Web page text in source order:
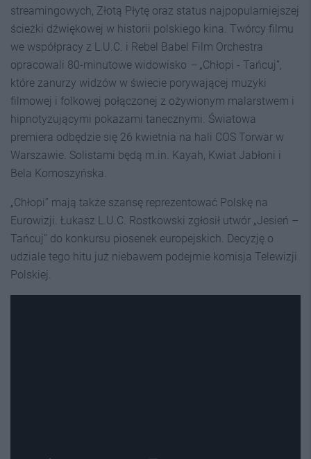
streamingowych, Złotą Płytę oraz status najpopularniejszej
ścieżki dźwiękowej w historii polskiego kina. Twórcy filmu
we współpracy z L.U.C. i Rebel Babel Film Orchestra
opracowali 80-minutowe widowisko – „Chłopi - Tańcuj”,
które zanurzy widzów w świecie porywającej muzyki
filmowej i folkowej połączonej z ożywionym malarstwem i
hipnotyzującymi pokazami tanecznymi. Światowa
premiera odbędzie się 26 kwietnia na hali COS Torwar w
Warszawie. Solistami będą m.in. Kayah, Kwiat Jabłoni i
Bela Komoszyńska.
„Chłopi” mają także szansę reprezentować Polskę na
Eurowizji. Łukasz L.U.C. Rostkowski zgłosił utwór „Jesień –
Tańcuj” do konkursu piosenek europejskich. Decyzję o
udziale tego hitu już niebawem podejmie komisja Telewizji
Polskiej.